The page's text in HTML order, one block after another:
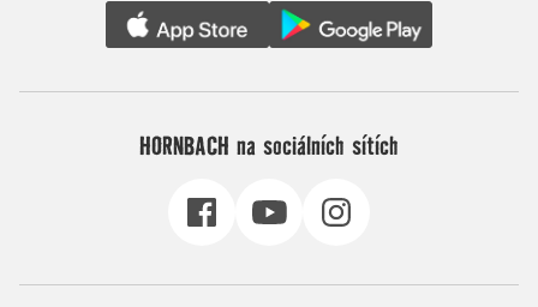
HORNBACH na sociálních sítích